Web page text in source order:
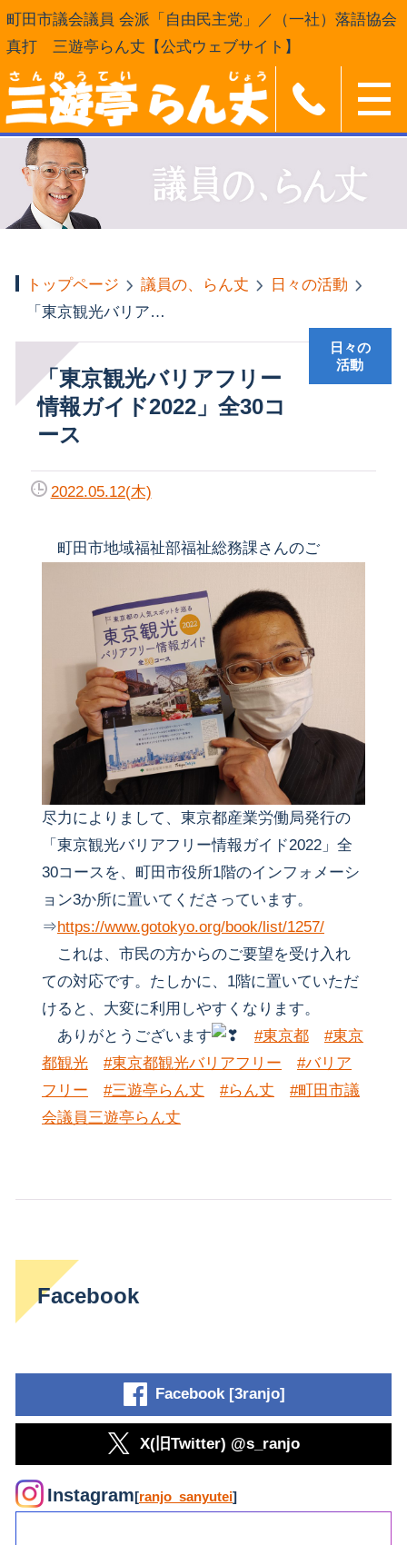
町田市議会議員 会派「自由民主党」／（一社）落語協会
真打 三遊亭らん丈【公式ウェブサイト】
トップページ 議員の、らん丈
日々の活動
「東京観光バリアフリー情報ガイド2022」全30コース
「東京観光バリアフリー
情報ガイド2022」全30コ
ース
日々の
活動
2022.05.12(木)
町田市地域福祉部福祉総務課さんのご
尽力によりまして、東京都産業労働局発行の
「東京観光バリアフリー情報ガイド2022」全
30コースを、町田市役所1階のインフォメーシ
ョン3か所に置いてくださっています。
⇒https://www.gotokyo.org/book/list/1257/
これは、市民の方からのご要望を受け入れ
ての対応です。たしかに、1階に置いていただ
けると、大変に利用しやすくなります。
ありがとうございます
#東京都
#東京
都観光
#東京都観光バリアフリー
#バリア
フリー
#三遊亭らん丈 #らん丈
#町田市議
会議員三遊亭らん丈
Facebook
Facebook [3ranjo]
X(旧Twitter) @s_ranjo
Instagram[ranjo_sanyutei]